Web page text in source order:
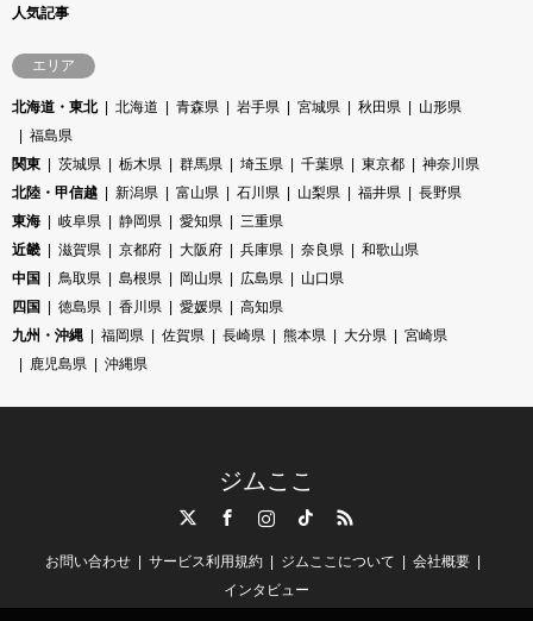
人気記事
エリア
北海道・東北 北海道 青森県 岩手県 宮城県 秋田県
山形県
福島県
関東
茨城県 栃木県 群馬県 埼玉県 千葉県 東京都
神奈川県
北陸・甲信越
新潟県 富山県 石川県 山梨県 福井県
長野県
東海
岐阜県 静岡県 愛知県
三重県
近畿
滋賀県 京都府 大阪府 兵庫県 奈良県
和歌山県
中国
鳥取県 島根県 岡山県 広島県
山口県
四国
徳島県 香川県 愛媛県
高知県
九州・沖縄
福岡県 佐賀県 長崎県 熊本県 大分県
宮崎県
鹿児島県
沖縄県
ジムここ
TikTok RSS
お問い合わせ サービス利用規約 ジムここについて
会社概要
インタビュー